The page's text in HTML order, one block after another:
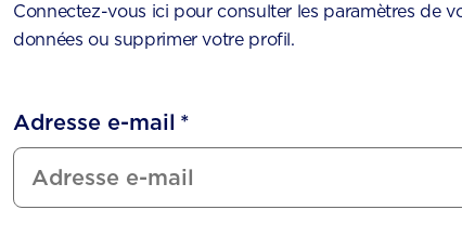
Connectez-vous ici pour consulter les paramètres de
données ou supprimer votre profil.
Adresse e-mail *